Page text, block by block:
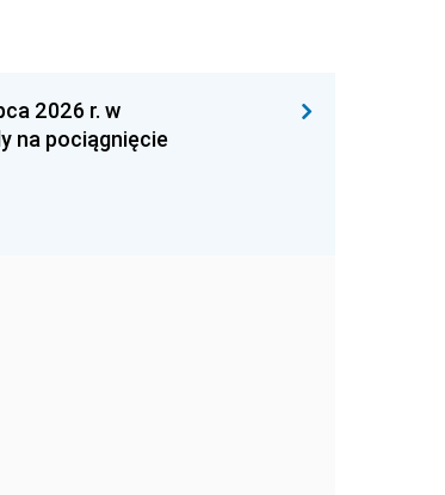
2026 r. w
na pociągnięcie